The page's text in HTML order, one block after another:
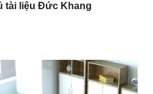
tài liệu Đức Khang